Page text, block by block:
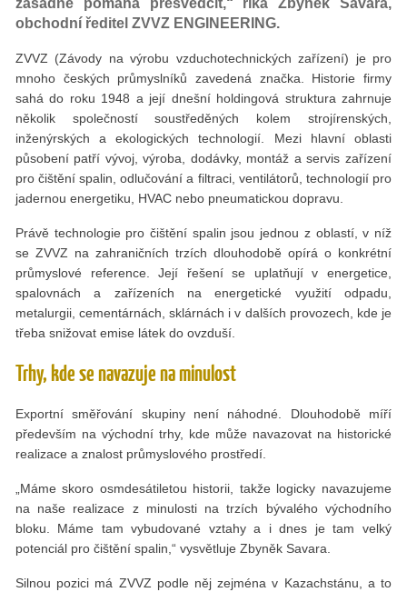
zásadně pomáhá přesvědčit,“ říká Zbyněk Savara,
obchodní ředitel ZVVZ ENGINEERING.
ZVVZ (Závody na výrobu vzduchotechnických zařízení) je pro
mnoho českých průmyslníků zavedená značka. Historie firmy
sahá do roku 1948 a její dnešní holdingová struktura zahrnuje
několik společností soustředěných kolem strojírenských,
inženýrských a ekologických technologií. Mezi hlavní oblasti
působení patří vývoj, výroba, dodávky, montáž a servis zařízení
pro čištění spalin, odlučování a filtraci, ventilátorů, technologií pro
jadernou energetiku, HVAC nebo pneumatickou dopravu.
Právě technologie pro čištění spalin jsou jednou z oblastí, v níž
se ZVVZ na zahraničních trzích dlouhodobě opírá o konkrétní
průmyslové reference. Její řešení se uplatňují v energetice,
spalovnách a zařízeních na energetické využití odpadu,
metalurgii, cementárnách, sklárnách i v dalších provozech, kde je
třeba snižovat emise látek do ovzduší.
Trhy, kde se navazuje na minulost
Exportní směřování skupiny není náhodné. Dlouhodobě míří
především na východní trhy, kde může navazovat na historické
realizace a znalost průmyslového prostředí.
„Máme skoro osmdesátiletou historii, takže logicky navazujeme
na naše realizace z minulosti na trzích bývalého východního
bloku. Máme tam vybudované vztahy a i dnes je tam velký
potenciál pro čištění spalin,“ vysvětluje Zbyněk Savara.
Silnou pozici má ZVVZ podle něj zejména v Kazachstánu, a to